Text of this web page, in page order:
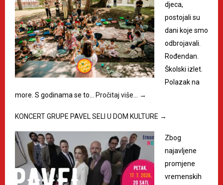
djeca,
postojali su
dani koje smo
odbrojavali.
Rođendan.
Školski izlet.
Polazak na
more. S godinama se to… Pročitaj više… →
KONCERT GRUPE PAVEL SELI U DOM KULTURE →
Zbog
najavljene
promjene
vremenskih